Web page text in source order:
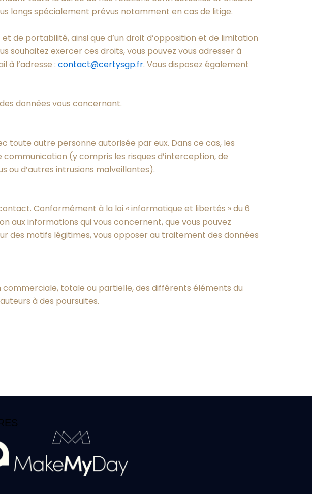
longs spécialement prévus notamment en cas de litige.
de portabilité, ainsi que d’un droit d’opposition et de limitation
souhaitez exercer ces droits, vous pouvez vous adresser à
à l’adresse : contact@certysgp.fr. Vous disposez également
données vous concernant.
toute autre personne autorisée par eux. Dans ce cas, les
(y compris les risques d’interception, de
ou d’autres intrusions malveillantes).
Conformément à la loi « informatique et libertés » du 6
aux informations qui vous concernent, que vous pouvez
des motifs légitimes, vous opposer au traitement des données
totale ou partielle, des différents éléments du
à des poursuites.